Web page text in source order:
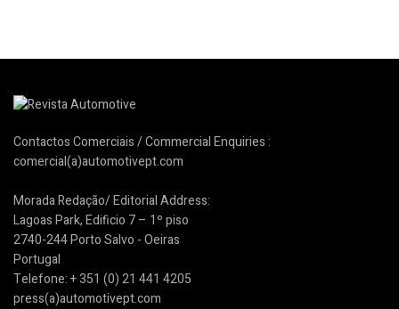
Contactos Comerciais / Commercial Enquiries :
comercial(a)automotivept.com
Morada Redação/ Editorial Address:
Lagoas Park, Edificio 7 – 1º piso
2740-244 Porto Salvo - Oeiras
Portugal
Telefone: + 351 (0) 21 441 4205
press(a)automotivept.com